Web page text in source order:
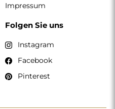
Impressum
Folgen Sie uns
Instagram
Facebook
Pinterest